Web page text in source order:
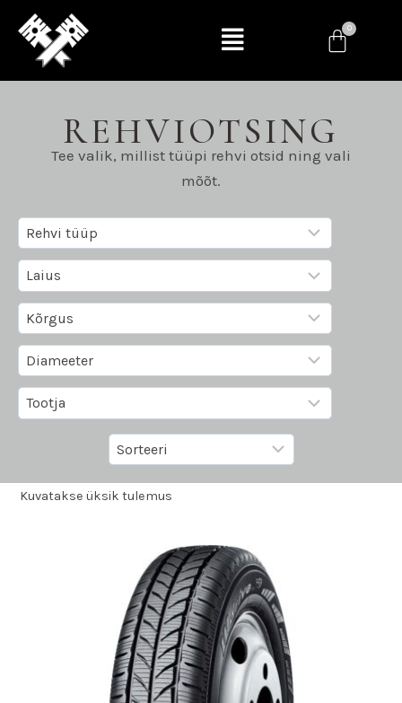
REHVIOTSING
Tee valik, millist tüüpi rehvi otsid ning vali
mõõt.
Kuvatakse üksik tulemus